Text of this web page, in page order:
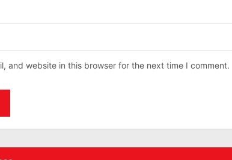
and website in this browser for the next time I comment.